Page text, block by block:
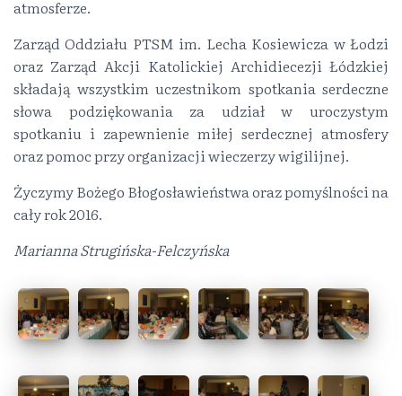
atmosferze.
Zarząd Oddziału PTSM im. Lecha Kosiewicza w Łodzi
oraz Zarząd Akcji Katolickiej Archidiecezji Łódzkiej
składają wszystkim uczestnikom spotkania serdeczne
słowa podziękowania za udział w uroczystym
spotkaniu i zapewnienie miłej serdecznej atmosfery
oraz pomoc przy organizacji wieczerzy wigilijnej.
Życzymy Bożego Błogosławieństwa oraz pomyślności na
cały rok 2016.
Marianna Strugińska-Felczyńska